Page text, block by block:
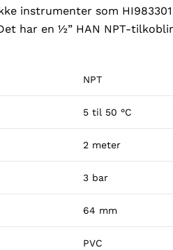
instrumenter som
har en ½” HAN NPT-
NPT
5 til 50 °C
2 meter
3 bar
64 mm
PVC